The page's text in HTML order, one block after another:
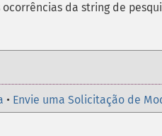
da string de
• Envie uma Solicitação de